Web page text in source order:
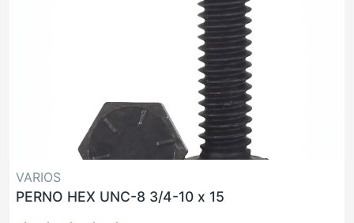
VARIOS
PERNO HEX UNC-8 3/4-10 x 15